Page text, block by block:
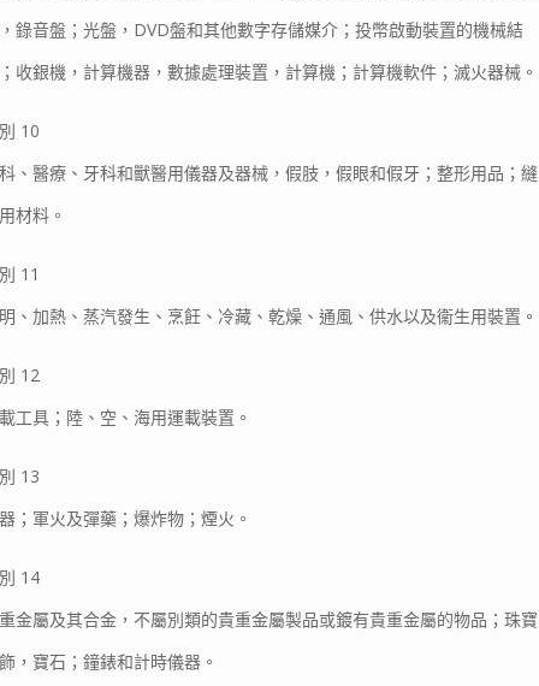
錄音盤；光盤，DVD盤和其他數字存儲媒介；投幣啟動裝置的機械結
收銀機，計算機器，數據處理裝置，計算機；計算機軟件；滅火器械。
10
、醫療、牙科和獸醫用儀器及器械，假肢，假眼和假牙；整形用品；縫
材料。
11
、加熱、蒸汽發生、烹飪、冷藏、乾燥、通風、供水以及衞生用裝置。
12
工具；陸、空、海用運載裝置。
13
；軍火及彈藥；爆炸物；煙火。
14
金屬及其合金，不屬別類的貴重金屬製品或鍍有貴重金屬的物品；珠寶
，寶石；鐘錶和計時儀器。